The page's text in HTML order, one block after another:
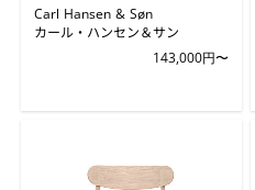
Carl Hansen & Søn
カール・ハンセン＆サン
143,000円〜